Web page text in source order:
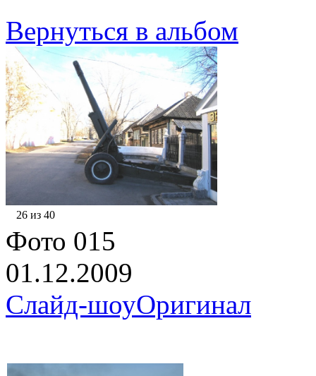
Вернуться в альбом
26 из 40
Фото 015
01.12.2009
Слайд-шоуОригинал